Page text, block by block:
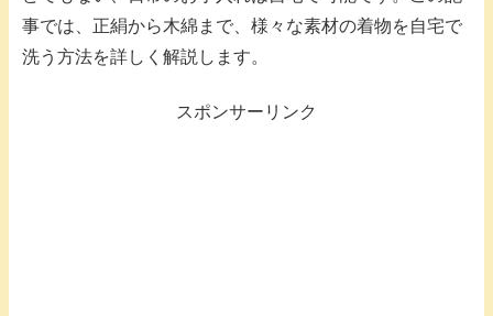
事では、正絹から木綿まで、様々な素材の着物を自宅で
洗う方法を詳しく解説します。
スポンサーリンク